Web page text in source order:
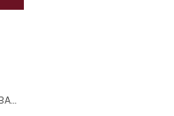
KARTONBOEK - KIJK JE MEE, BABY LEPORELLO, 6-9 MAANDEN